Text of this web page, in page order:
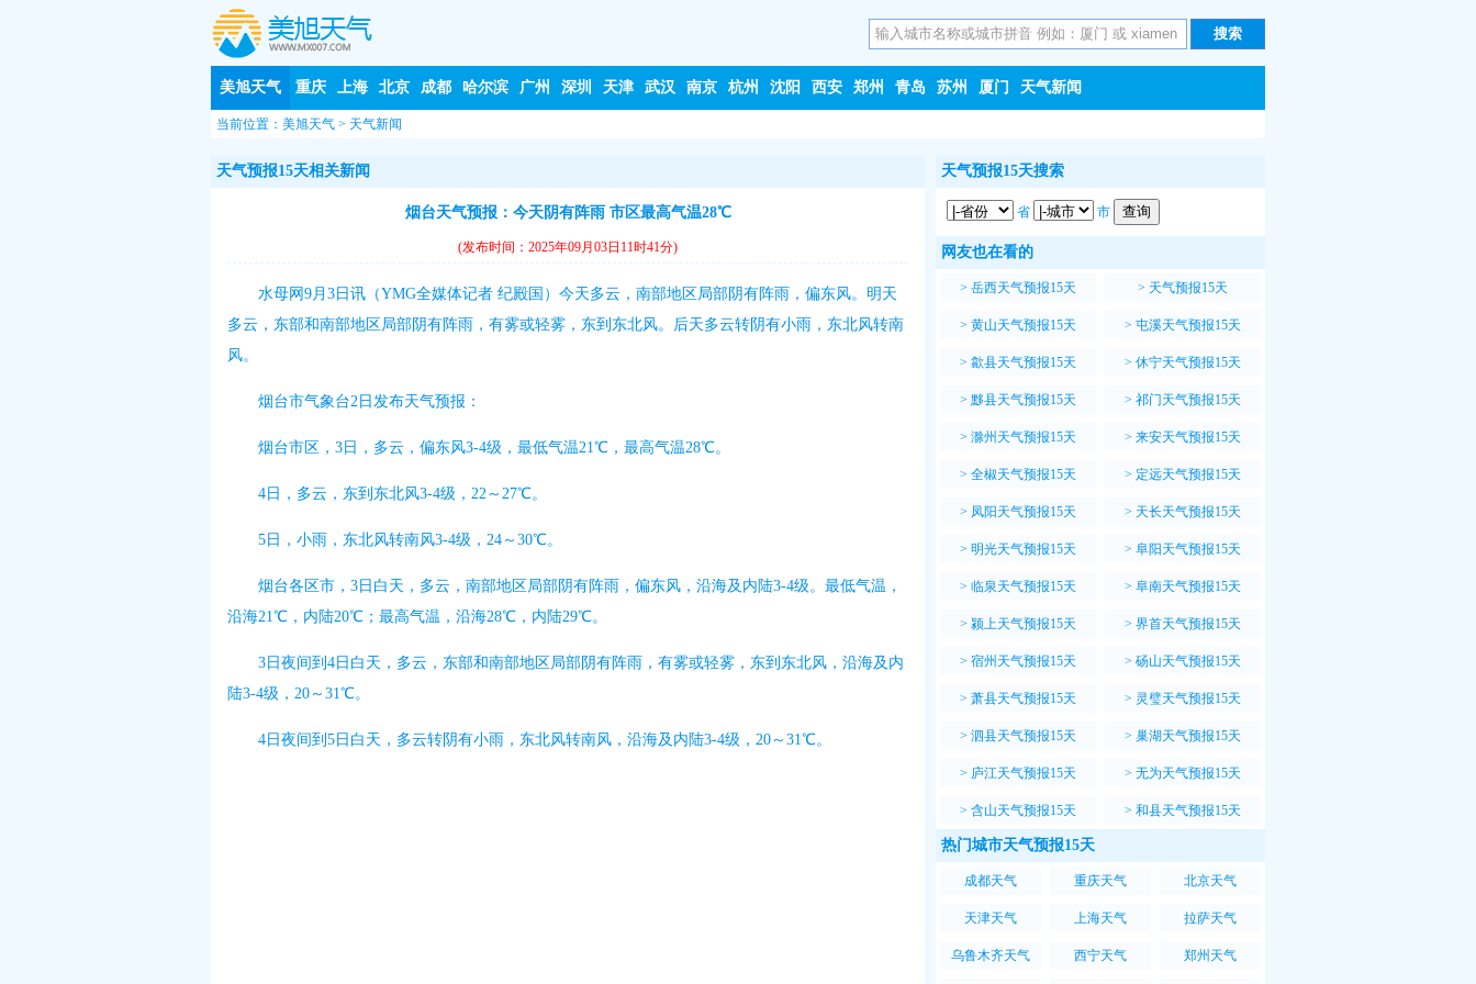
美旭天气 重庆 上海 北京 成都 哈尔滨 广州 深圳 天津 武汉 南京 杭州 沈阳 西安 郑州 青岛 苏州 厦门 天气新闻
当前位置： 美旭天气 > 天气新闻
天气预报15天相关新闻
烟台天气预报：今天阴有阵雨 市区最高气温28℃
(发布时间：2025年09月03日11时41分)
水母网9月3日讯（YMG全媒体记者 纪殿国）今天多云，南部地区局部阴有阵雨，偏东风。明天
多云，东部和南部地区局部阴有阵雨，有雾或轻雾，东到东北风。后天多云转阴有小雨，东北风转南
风。
烟台市气象台2日发布天气预报：
烟台市区，3日，多云，偏东风3-4级，最低气温21℃，最高气温28℃。
4日，多云，东到东北风3-4级，22～27℃。
5日，小雨，东北风转南风3-4级，24～30℃。
烟台各区市，3日白天，多云，南部地区局部阴有阵雨，偏东风，沿海及内陆3-4级。最低气温，
沿海21℃，内陆20℃；最高气温，沿海28℃，内陆29℃。
3日夜间到4日白天，多云，东部和南部地区局部阴有阵雨，有雾或轻雾，东到东北风，沿海及内
陆3-4级，20～31℃。
4日夜间到5日白天，多云转阴有小雨，东北风转南风，沿海及内陆3-4级，20～31℃。
天气预报15天搜索
省 市
网友也在看的
> 岳西天气预报15天 > 天气预报15天
> 黄山天气预报15天 > 屯溪天气预报15天
> 歙县天气预报15天 > 休宁天气预报15天
> 黟县天气预报15天 > 祁门天气预报15天
> 滁州天气预报15天 > 来安天气预报15天
> 全椒天气预报15天 > 定远天气预报15天
> 凤阳天气预报15天 > 天长天气预报15天
> 明光天气预报15天 > 阜阳天气预报15天
> 临泉天气预报15天 > 阜南天气预报15天
> 颍上天气预报15天 > 界首天气预报15天
> 宿州天气预报15天 > 砀山天气预报15天
> 萧县天气预报15天 > 灵璧天气预报15天
> 泗县天气预报15天 > 巢湖天气预报15天
> 庐江天气预报15天 > 无为天气预报15天
> 含山天气预报15天 > 和县天气预报15天
热门城市天气预报15天
成都天气 重庆天气 北京天气
天津天气 上海天气 拉萨天气
乌鲁木齐天气 西宁天气 郑州天气